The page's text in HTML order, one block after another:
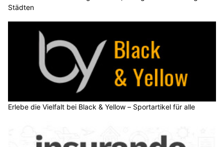
Städten
Erlebe die Vielfalt bei Black & Yellow – Sportartikel für alle